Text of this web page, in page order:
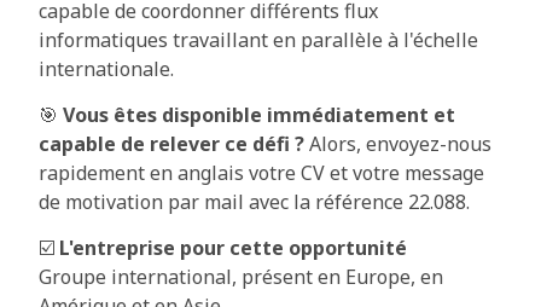
capable de coordonner différents flux
informatiques travaillant en parallèle à l'échelle
internationale.
🎯 Vous êtes disponible immédiatement et
capable de relever ce défi ?Alors, envoyez-nous
rapidement en anglais votre CV et votre message
de motivation par mail avec la référence 22.088.
☑️ L'entreprise pour cette opportunité
Groupe international, présent en Europe, en